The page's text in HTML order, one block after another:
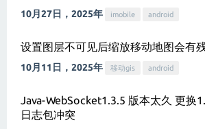
10月27日，2025年 imobile android
设置图层不可见后缩放移动地图会有
10月11日，2025年 移动gis android
Java-WebSocket1.3.5 版本太久 更换
日志包冲突